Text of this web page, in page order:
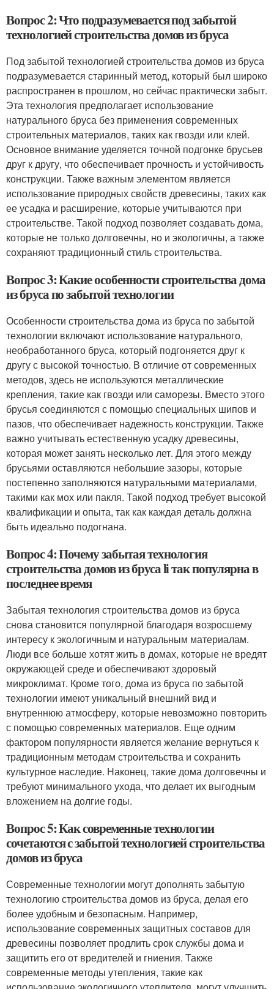
Вопрос 2: Что подразумевается под забытой
технологией строительства домов из бруса
Под забытой технологией строительства домов из бруса
подразумевается старинный метод, который был широко
распространен в прошлом, но сейчас практически забыт.
Эта технология предполагает использование
натурального бруса без применения современных
строительных материалов, таких как гвозди или клей.
Основное внимание уделяется точной подгонке брусьев
друг к другу, что обеспечивает прочность и устойчивость
конструкции. Также важным элементом является
использование природных свойств древесины, таких как
ее усадка и расширение, которые учитываются при
строительстве. Такой подход позволяет создавать дома,
которые не только долговечны, но и экологичны, а также
сохраняют традиционный стиль строительства.
Вопрос 3: Какие особенности строительства дома
из бруса по забытой технологии
Особенности строительства дома из бруса по забытой
технологии включают использование натурального,
необработанного бруса, который подгоняется друг к
другу с высокой точностью. В отличие от современных
методов, здесь не используются металлические
крепления, такие как гвозди или саморезы. Вместо этого
брусья соединяются с помощью специальных шипов и
пазов, что обеспечивает надежность конструкции. Также
важно учитывать естественную усадку древесины,
которая может занять несколько лет. Для этого между
брусьями оставляются небольшие зазоры, которые
постепенно заполняются натуральными материалами,
такими как мох или пакля. Такой подход требует высокой
квалификации и опыта, так как каждая деталь должна
быть идеально подогнана.
Вопрос 4: Почему забытая технология
строительства домов из бруса li так популярна в
последнее время
Забытая технология строительства домов из бруса
снова становится популярной благодаря возросшему
интересу к экологичным и натуральным материалам.
Люди все больше хотят жить в домах, которые не вредят
окружающей среде и обеспечивают здоровый
микроклимат. Кроме того, дома из бруса по забытой
технологии имеют уникальный внешний вид и
внутреннюю атмосферу, которые невозможно повторить
с помощью современных материалов. Еще одним
фактором популярности является желание вернуться к
традиционным методам строительства и сохранить
культурное наследие. Наконец, такие дома долговечны и
требуют минимального ухода, что делает их выгодным
вложением на долгие годы.
Вопрос 5: Как современные технологии
сочетаются с забытой технологией строительства
домов из бруса
Современные технологии могут дополнять забытую
технологию строительства домов из бруса, делая его
более удобным и безопасным. Например,
использование современных защитных составов для
древесины позволяет продлить срок службы дома и
защитить его от вредителей и гниения. Также
современные методы утепления, такие как